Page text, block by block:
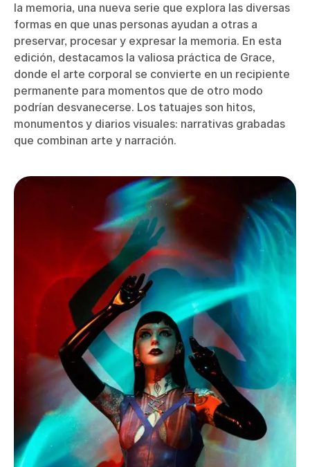
la memoria, una nueva serie que explora las diversas
formas en que unas personas ayudan a otras a
preservar, procesar y expresar la memoria. En esta
edición, destacamos la valiosa práctica de Grace,
donde el arte corporal se convierte en un recipiente
permanente para momentos que de otro modo
podrían desvanecerse. Los tatuajes son hitos,
monumentos y diarios visuales: narrativas grabadas
que combinan arte y narración.